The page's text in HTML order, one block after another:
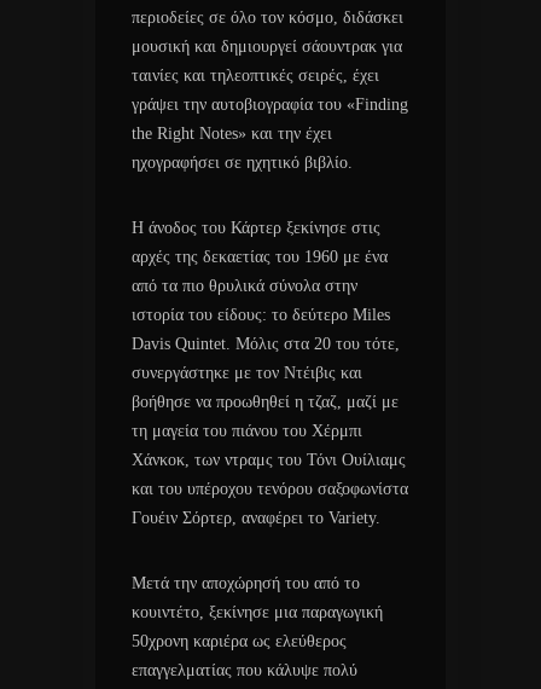
περιοδείες σε όλο τον κόσμο, διδάσκει
μουσική και δημιουργεί σάουντρακ για
ταινίες και τηλεοπτικές σειρές, έχει
γράψει την αυτοβιογραφία του «Finding
the Right Notes» και την έχει
ηχογραφήσει σε ηχητικό βιβλίο.
Η άνοδος του Κάρτερ ξεκίνησε στις
αρχές της δεκαετίας του 1960 με ένα
από τα πιο θρυλικά σύνολα στην
ιστορία του είδους: το δεύτερο Miles
Davis Quintet. Μόλις στα 20 του τότε,
συνεργάστηκε με τον Ντέιβις και
βοήθησε να προωθηθεί η τζαζ, μαζί με
τη μαγεία του πιάνου του Χέρμπι
Χάνκοκ, των ντραμς του Τόνι Ουίλιαμς
και του υπέροχου τενόρου σαξοφωνίστα
Γουέιν Σόρτερ, αναφέρει το Variety.
Μετά την αποχώρησή του από το
κουιντέτο, ξεκίνησε μια παραγωγική
50χρονη καριέρα ως ελεύθερος
επαγγελματίας που κάλυψε πολύ